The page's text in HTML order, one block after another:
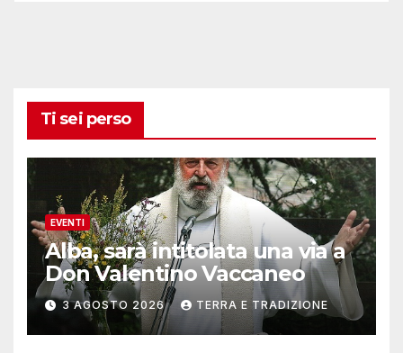
Ti sei perso
EVENTI
Alba, sarà intitolata una via a
Don Valentino Vaccaneo
3 AGOSTO 2026 TERRA E TRADIZIONE